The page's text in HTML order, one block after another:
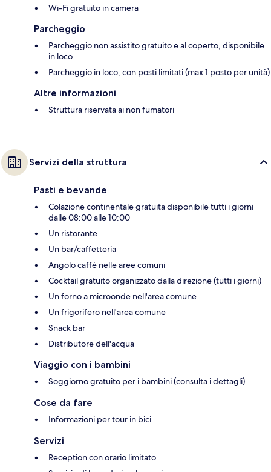
Wi-Fi gratuito in camera
Parcheggio
Parcheggio non assistito gratuito e al coperto, disponibile
in loco
Parcheggio in loco, con posti limitati (max 1 posto per unità)
Altre informazioni
Struttura riservata ai non fumatori
Servizi della struttura
Pasti e bevande
Colazione continentale gratuita disponibile tutti i giorni
dalle 08:00 alle 10:00
Un ristorante
Un bar/caffetteria
Angolo caffè nelle aree comuni
Cocktail gratuito organizzato dalla direzione (tutti i giorni)
Un forno a microonde nell'area comune
Un frigorifero nell'area comune
Snack bar
Distributore dell'acqua
Viaggio con i bambini
Soggiorno gratuito per i bambini (consulta i dettagli)
Cose da fare
Informazioni per tour in bici
Servizi
Reception con orario limitato